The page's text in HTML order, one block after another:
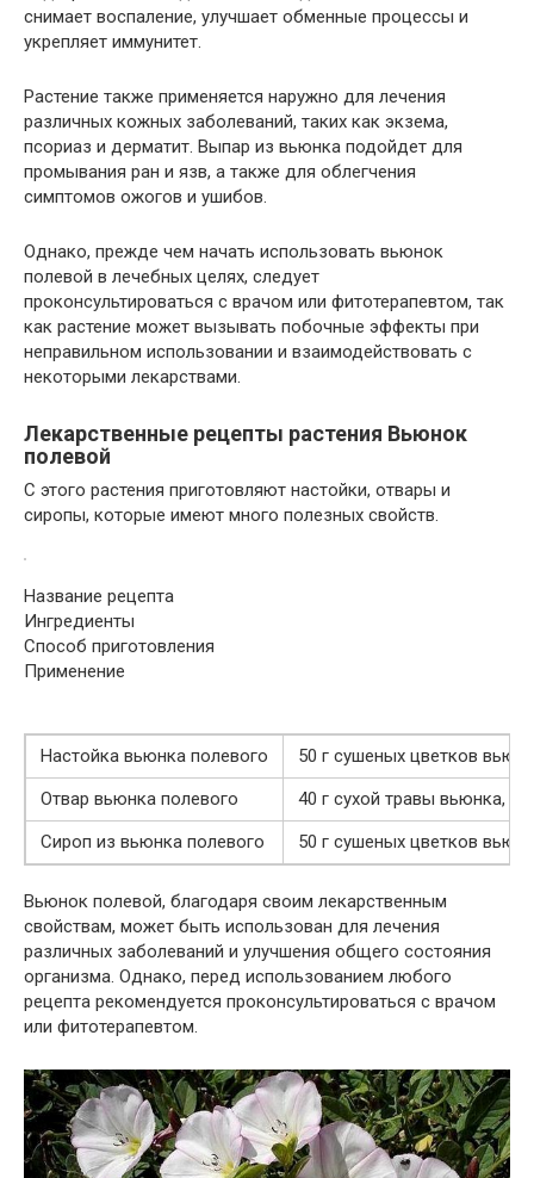
снимает воспаление, улучшает обменные процессы и
укрепляет иммунитет.
Растение также применяется наружно для лечения
различных кожных заболеваний, таких как экзема,
псориаз и дерматит. Выпар из вьюнка подойдет для
промывания ран и язв, а также для облегчения
симптомов ожогов и ушибов.
Однако, прежде чем начать использовать вьюнок
полевой в лечебных целях, следует
проконсультироваться с врачом или фитотерапевтом, так
как растение может вызывать побочные эффекты при
неправильном использовании и взаимодействовать с
некоторыми лекарствами.
Лекарственные рецепты растения Вьюнок
полевой
С этого растения приготовляют настойки, отвары и
сиропы, которые имеют много полезных свойств.
Название рецепта
Ингредиенты
Способ приготовления
Применение
Настойка вьюнка полевого
50 г сушеных цветков
Отвар вьюнка полевого
40 г сухой травы вьюнка,
Сироп из вьюнка полевого
50 г сушеных цветков
Вьюнок полевой, благодаря своим лекарственным
свойствам, может быть использован для лечения
различных заболеваний и улучшения общего состояния
организма. Однако, перед использованием любого
рецепта рекомендуется проконсультироваться с врачом
или фитотерапевтом.